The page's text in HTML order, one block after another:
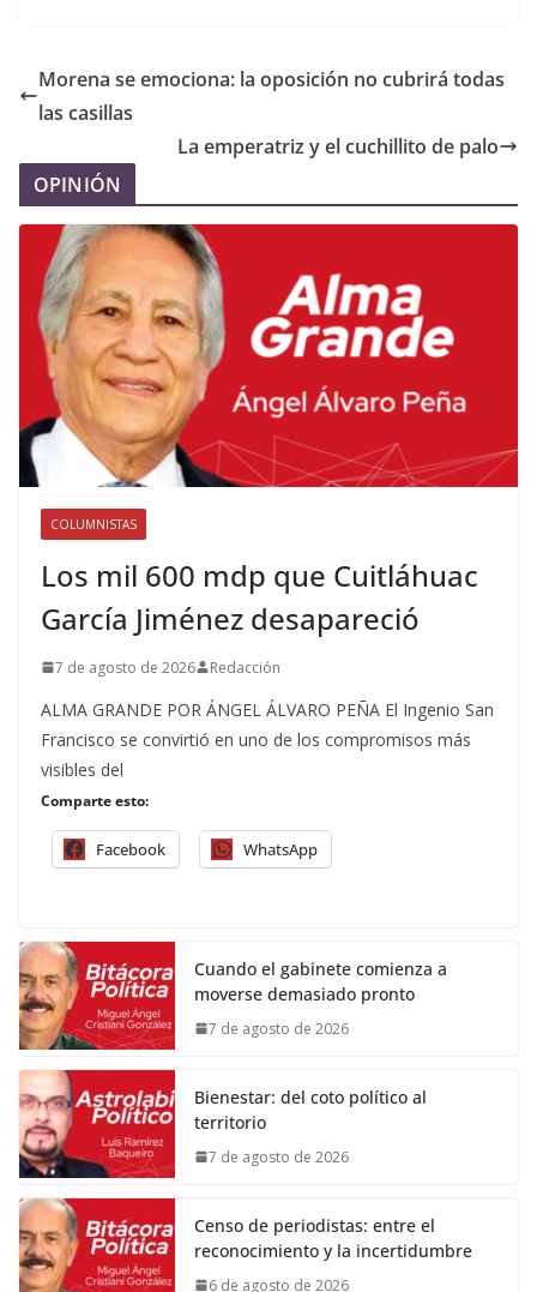
Morena se emociona: la oposición no cubrirá todas
las casillas
La emperatriz y el cuchillito de palo
OPINIÓN
COLUMNISTAS
Los mil 600 mdp que Cuitláhuac
García Jiménez desapareció
7 de agosto de 2026 Redacción
ALMA GRANDE POR ÁNGEL ÁLVARO PEÑA El Ingenio San
Francisco se convirtió en uno de los compromisos más
visibles del
Comparte esto:
Facebook WhatsApp
Cuando el gabinete comienza a
moverse demasiado pronto
7 de agosto de 2026
Bienestar: del coto político al
territorio
7 de agosto de 2026
Censo de periodistas: entre el
reconocimiento y la incertidumbre
6 de agosto de 2026